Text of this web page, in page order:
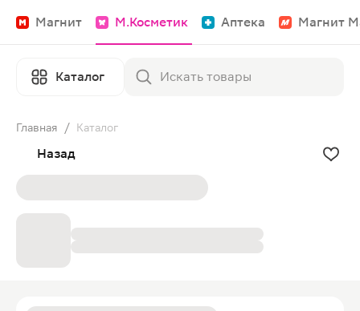
Магнит М.Косметик Аптека Магнит
Каталог
Главная / Каталог
Назад